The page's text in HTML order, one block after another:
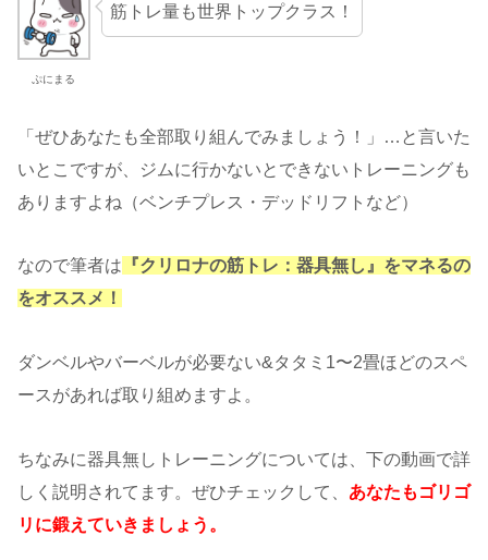
ぷにまる
筋トレ量も世界トップクラス！
「ぜひあなたも全部取り組んでみましょう！」…と言いた
いとこですが、ジムに行かないとできないトレーニングも
ありますよね（ベンチプレス・デッドリフトなど）
なので筆者は 『クリロナの筋トレ：器具無し』をマネるの
をオススメ！
ダンベルやバーベルが必要ない&タタミ1〜2畳ほどのスペ
ースがあれば取り組めますよ。
ちなみに器具無しトレーニングについては、下の動画で詳
しく説明されてます。ぜひチェックして、 あなたもゴリゴ
リに鍛えていきましょう。